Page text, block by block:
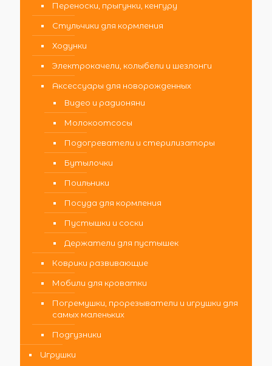
Переноски, прыгунки, кенгуру
Стульчики для кормления
Ходунки
Электрокачели, колыбели и шезлонги
Аксессуары для новорожденных
Видео и радионяни
Молокоотсосы
Подогреватели и стерилизаторы
Бутылочки
Поильники
Посуда для кормления
Пустышки и соски
Держатели для пустышек
Коврики развивающие
Мобили для кроватки
Погремушки, прорезыватели и игрушки для
самых маленьких
Подгузники
Игрушки